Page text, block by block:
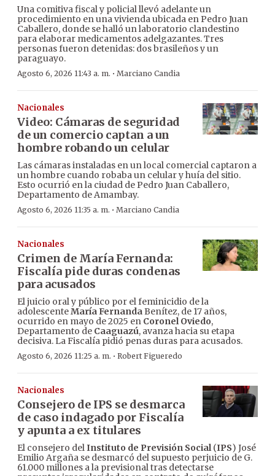
Una comitiva fiscal y policial llevó adelante un
procedimiento en una vivienda ubicada en Pedro Juan
Caballero, donde se halló un laboratorio clandestino
para elaborar medicamentos adelgazantes. Tres
personas fueron detenidas: dos brasileños y un
paraguayo.
Agosto 6, 2026 11:43 a. m. · Marciano Candia
Nacionales
Video: Cámaras de seguridad
de un comercio captan a un
hombre robando un celular
Las cámaras instaladas en un local comercial captaron a
un hombre cuando robaba un celular y huía del sitio.
Esto ocurrió en la ciudad de Pedro Juan Caballero,
Departamento de Amambay.
Agosto 6, 2026 11:35 a. m. · Marciano Candia
Nacionales
Crimen de María Fernanda:
Fiscalía pide duras condenas
para acusados
El juicio oral y público por el feminicidio de la
adolescenteMaría FernandaBenítez, de 17 años,
ocurrido en mayo de 2025 en Coronel Oviedo,
Departamento de Caaguazú, avanza hacia su etapa
decisiva. La Fiscalía pidió penas duras para acusados.
Agosto 6, 2026 11:25 a. m. · Robert Figueredo
Nacionales
Consejero de IPS se desmarca
de caso indagado por Fiscalía
y apunta a ex titulares
El consejero delInstituto de Previsión Social(IPS) José
Emilio Argaña se desmarcó del supuesto perjuicio de G.
61.000 millones a la previsional tras detectarse